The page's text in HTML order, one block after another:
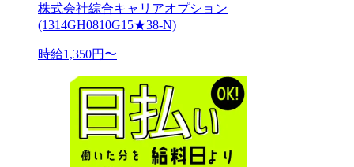
株式会社綜合キャリアオプション
(1314GH0810G15★38-N)
時給1,350円〜